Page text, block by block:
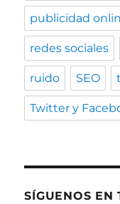
publicidad
redes sociales
ruido SEO
Twitter y
SÍGUENOS EN